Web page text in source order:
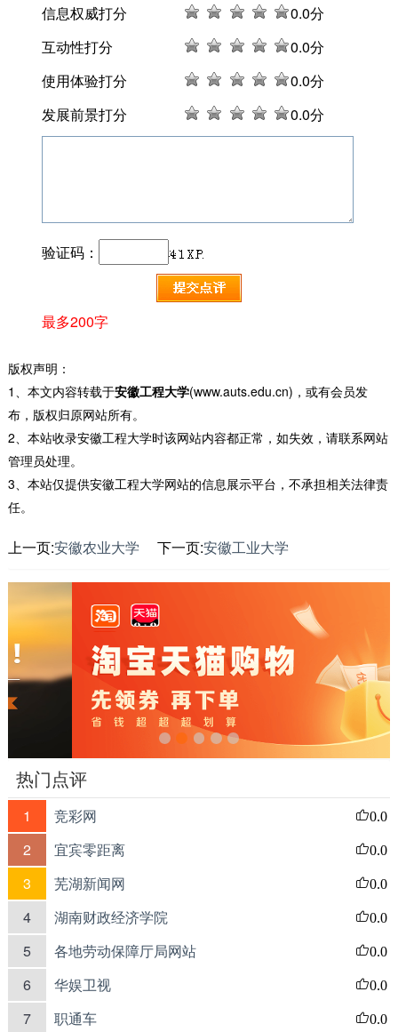
信息权威打分 0.0分
互动性打分
0.0分
使用体验打分
0.0分
发展前景打分
0.0分
验证码：
最多200字
版权声明：
1、本文内容转载于安徽工程大学(www.auts.edu.cn)，或有会员发
布，版权归原网站所有。
2、本站收录安徽工程大学时该网站内容都正常，如失效，请联系网站
管理员处理。
3、本站仅提供安徽工程大学网站的信息展示平台，不承担相关法律责
任。
上一页:安徽农业大学 下一页:安徽工业大学
热门点评
1 竞彩网 0.0
2 宜宾零距离 0.0
3 芜湖新闻网 0.0
4 湖南财政经济学院 0.0
5 各地劳动保障厅局网站 0.0
6 华娱卫视 0.0
7 职通车 0.0